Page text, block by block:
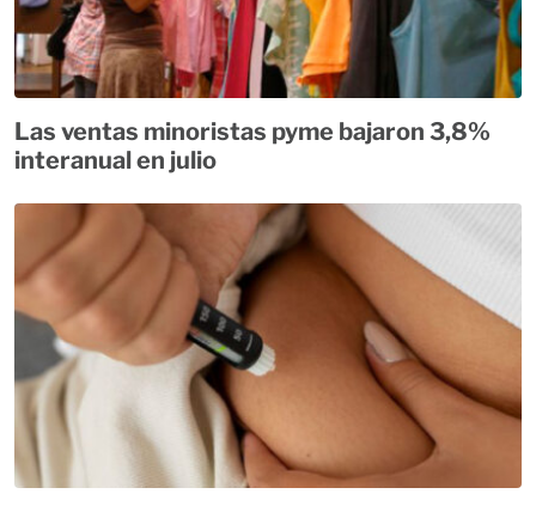
Las ventas minoristas pyme bajaron 3,8%
interanual en julio